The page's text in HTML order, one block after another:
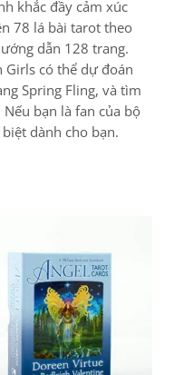
khắc đầy cảm xúc
78 lá bài tarot theo
dẫn 128 trang.
Girls có thể dự đoán
Spring Fling, và tìm
bạn là fan của bộ
dành cho bạn.